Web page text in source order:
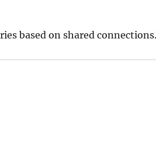
based on shared